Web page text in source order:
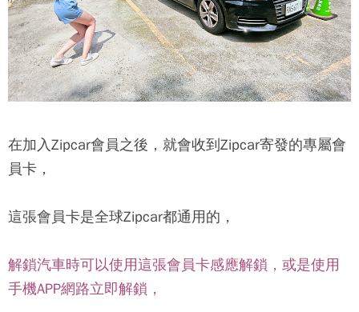
在加入Zipcar會員之後，就會收到Zipcar寄發的專屬會
員卡，
這張會員卡是全球Zipcar都通用的，
解鎖汽車時可以使用這張會員卡感應解鎖，或是使用
手機APP網路立即解鎖，